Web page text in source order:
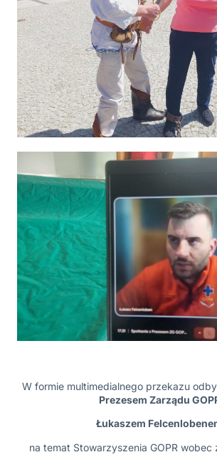
W formie multimedialnego przekazu
Prezesem Zarządu
Łukaszem
na temat Stowarzyszenia GOPR wobec